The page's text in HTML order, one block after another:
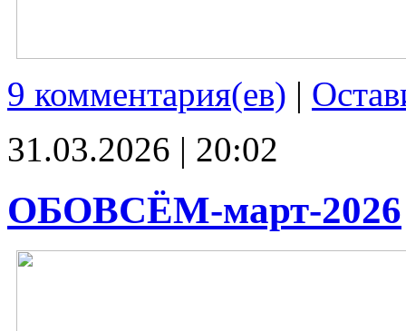
9 комментария(ев) |
31.03.2026 | 20:02
ОБОВСЁМ-март-2026